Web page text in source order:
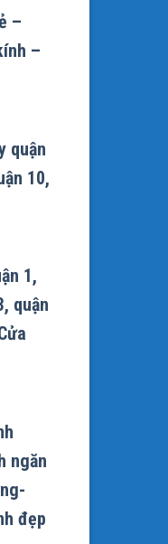
–
–
quận
10,
1,
quận
ngăn
đẹp